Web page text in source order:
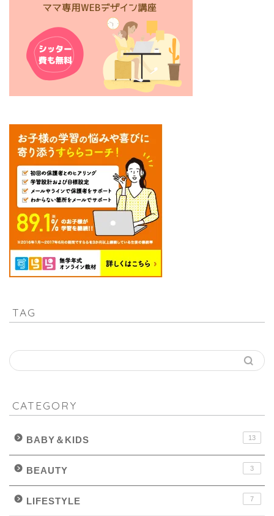
TAG
CATEGORY
BABY＆KIDS 13
BEAUTY 3
LIFESTYLE 7